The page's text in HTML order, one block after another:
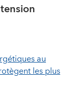
au
les plus